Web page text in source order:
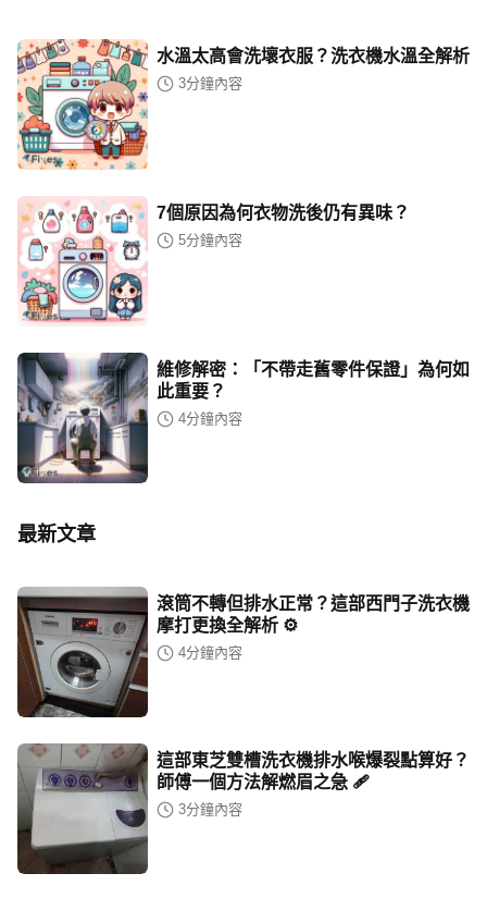
水溫太高會洗壞衣服？洗衣機水溫全解析
3分鐘內容
7個原因為何衣物洗後仍有異味？
5分鐘內容
維修解密：「不帶走舊零件保證」為何如
此重要？
4分鐘內容
最新文章
滾筒不轉但排水正常？這部西門子洗衣機
摩打更換全解析 ⚙️
4分鐘內容
這部東芝雙槽洗衣機排水喉爆裂點算好？
師傅一個方法解燃眉之急 🩹
3分鐘內容